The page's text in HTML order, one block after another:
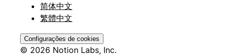
简体中文
繁體中文
Configurações de cookies
© 2026 Notion Labs, Inc.